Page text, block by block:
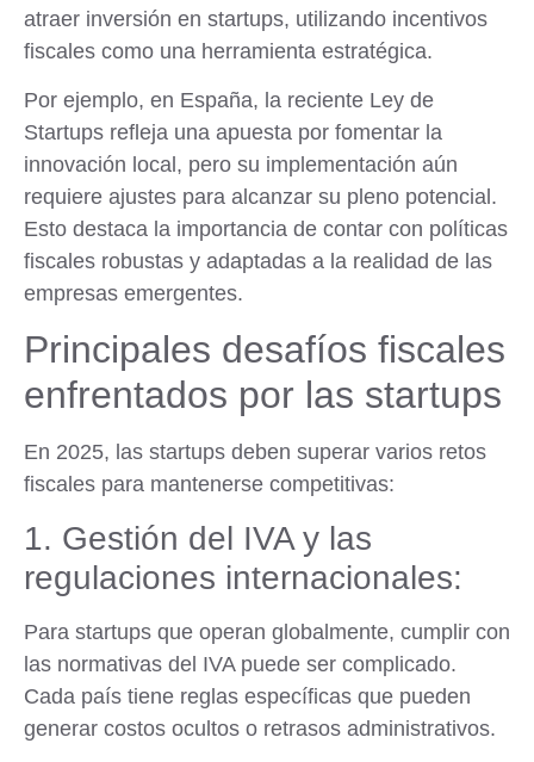
atraer inversión en startups, utilizando incentivos
fiscales como una herramienta estratégica.
Por ejemplo, en España, la reciente Ley de
Startups refleja una apuesta por fomentar la
innovación local, pero su implementación aún
requiere ajustes para alcanzar su pleno potencial.
Esto destaca la importancia de contar con políticas
fiscales robustas y adaptadas a la realidad de las
empresas emergentes.
Principales desafíos fiscales
enfrentados por las startups
En 2025, las startups deben superar varios retos
fiscales para mantenerse competitivas:
1. Gestión del IVA y las
regulaciones internacionales:
Para startups que operan globalmente, cumplir con
las normativas del IVA puede ser complicado.
Cada país tiene reglas específicas que pueden
generar costos ocultos o retrasos administrativos.